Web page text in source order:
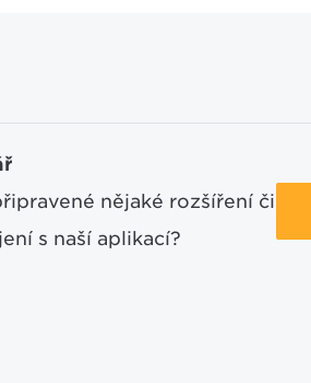
nějaké rozšíření či
s naší aplikací?